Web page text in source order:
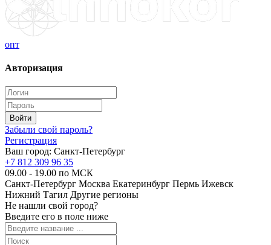
опт
Авторизация
Забыли свой пароль?
Регистрация
Ваш город: Санкт-Петербург
+7 812 309 96 35
09.00 - 19.00 по МСК
Санкт-Петербург Москва Екатеринбург Пермь Ижевск
Нижний Тагил Другие регионы
Не нашли свой город?
Введите его в поле ниже